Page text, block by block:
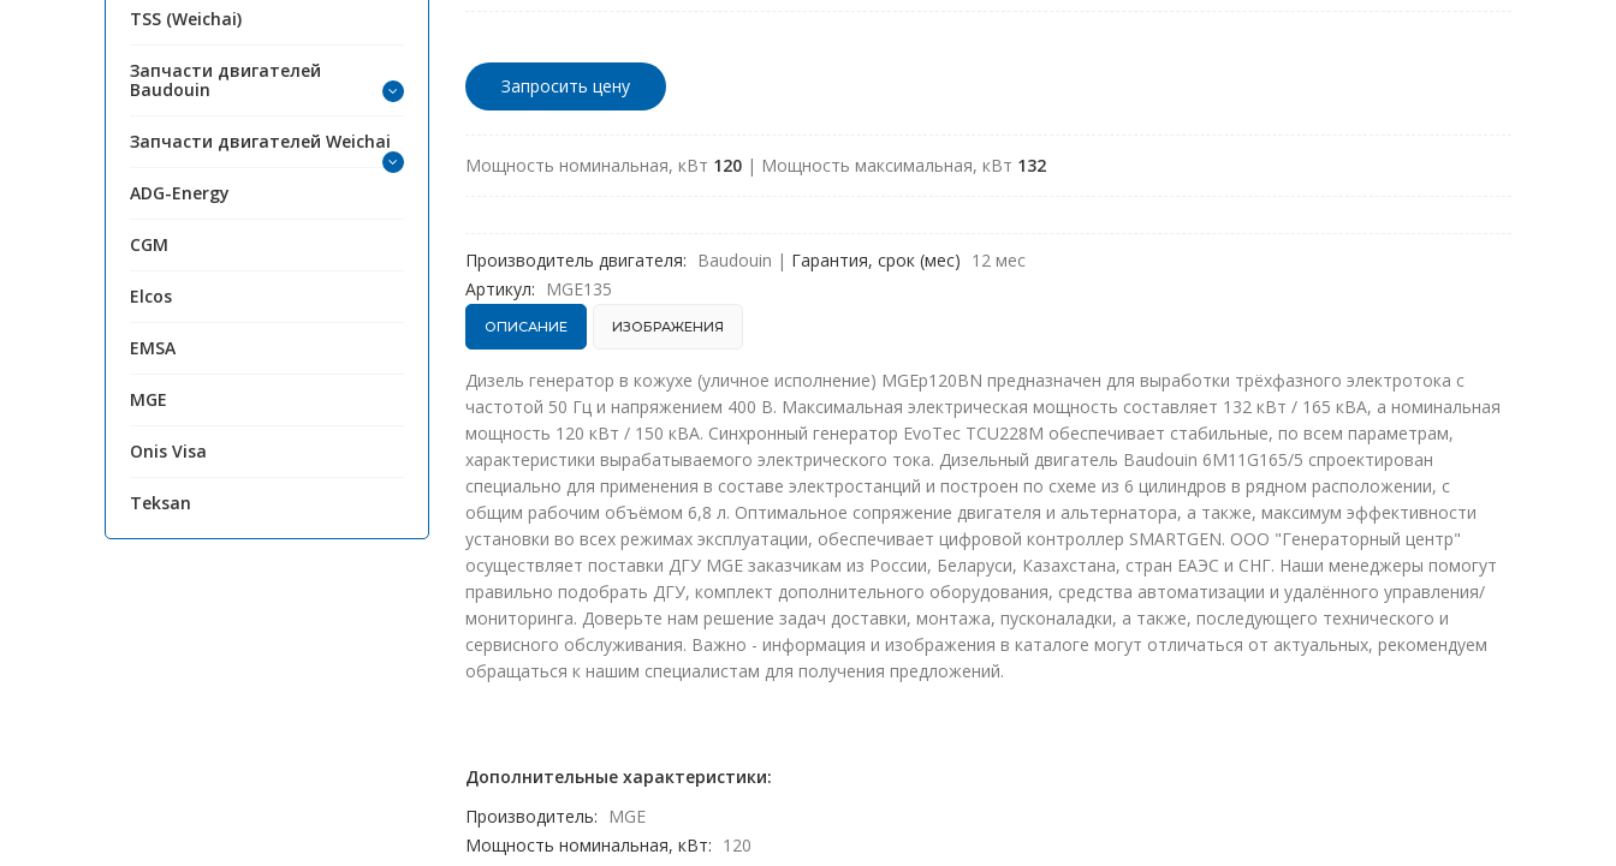
Запросить цену
Мощность номинальная, кВт 120 | Мощность максимальная, кВт 132
Производитель двигателя: Baudouin | Гарантия, срок (мес) 12 мес
Артикул:
MGE135
ОПИСАНИЕ ИЗОБРАЖЕНИЯ
Дизель генератор в кожухе (уличное исполнение) MGEp120BN предназначен для выработки трёхфазного электротока с
частотой 50 Гц и напряжением 400 В. Максимальная электрическая мощность составляет 132 кВт / 165 кВА, а номинальная
мощность 120 кВт / 150 кВА. Синхронный генератор EvoTec TCU228M обеспечивает стабильные, по всем параметрам,
характеристики вырабатываемого электрического тока. Дизельный двигатель Baudouin 6M11G165/5 спроектирован
специально для применения в составе электростанций и построен по схеме из 6 цилиндров в рядном расположении, с
общим рабочим объёмом 6,8 л. Оптимальное сопряжение двигателя и альтернатора, а также, максимум эффективности
установки во всех режимах эксплуатации, обеспечивает цифровой контроллер SMARTGEN. ООО "Генераторный центр"
осуществляет поставки ДГУ MGE заказчикам из России, Беларуси, Казахстана, стран ЕАЭС и СНГ. Наши менеджеры помогут
правильно подобрать ДГУ, комплект дополнительного оборудования, средства автоматизации и удалённого управления/
мониторинга. Доверьте нам решение задач доставки, монтажа, пусконаладки, а также, последующего технического и
сервисного обслуживания. Важно - информация и изображения в каталоге могут отличаться от актуальных, рекомендуем
обращаться к нашим специалистам для получения предложений.
Дополнительные характеристики:
Производитель:
MGE
Мощность номинальная, кВт: 120
TSS (Weichai)
Запчасти двигателей
Baudouin
Запчасти двигателей Weichai
ADG-Energy
CGM
Elcos
EMSA
MGE
Onis Visa
Teksan